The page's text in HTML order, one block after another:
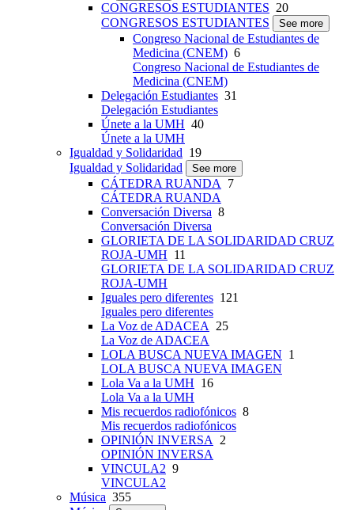
CONGRESOS ESTUDIANTES 20
CONGRESOS ESTUDIANTES
See more
Congreso Nacional de Estudiantes de
Medicina (CNEM) 6
Congreso Nacional de Estudiantes de
Medicina (CNEM)
Delegación Estudiantes 31
Delegación Estudiantes
Únete a la UMH 40
Únete a la UMH
Igualdad y Solidaridad 19
Igualdad y Solidaridad
See more
CÁTEDRA RUANDA
7
CÁTEDRA RUANDA
Conversación Diversa 8
Conversación Diversa
GLORIETA DE LA SOLIDARIDAD CRUZ
ROJA-UMH 11
GLORIETA DE LA SOLIDARIDAD CRUZ
ROJA-UMH
Iguales pero diferentes 121
Iguales pero diferentes
La Voz de ADACEA
25
La Voz de ADACEA
LOLA BUSCA NUEVA IMAGEN 1
LOLA BUSCA NUEVA IMAGEN
Lola Va a la UMH 16
Lola Va a la UMH
Mis recuerdos radiofónicos 8
Mis recuerdos radiofónicos
OPINIÓN INVERSA
2
OPINIÓN INVERSA
VINCULA2 9
VINCULA2
Música 355